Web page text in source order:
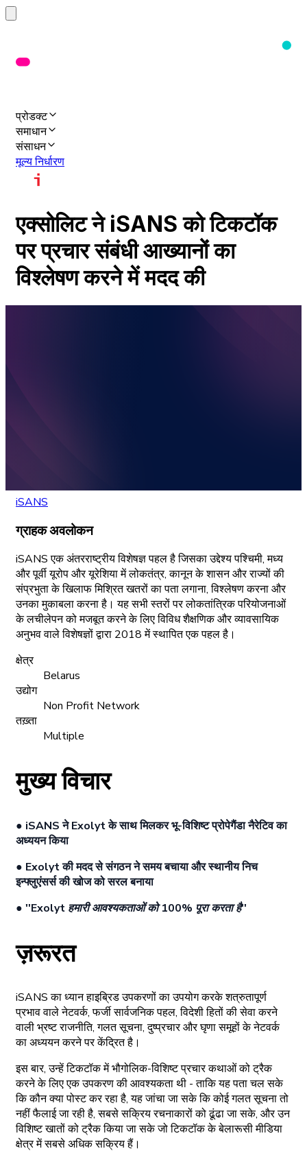
प्रोडक्ट
समाधान
संसाधन
मूल्य निर्धारण
एक्सोलिट ने iSANS को टिकटॉक
पर प्रचार संबंधी आख्यानों का
विश्लेषण करने में मदद की
iSANS
ग्राहक अवलोकन
iSANS एक अंतरराष्ट्रीय विशेषज्ञ पहल है जिसका उद्देश्य पश्चिमी, मध्य
और पूर्वी यूरोप और यूरेशिया में लोकतंत्र, कानून के शासन और राज्यों की
संप्रभुता के खिलाफ मिश्रित खतरों का पता लगाना, विश्लेषण करना और
उनका मुकाबला करना है। यह सभी स्तरों पर लोकतांत्रिक परियोजनाओं
के लचीलेपन को मजबूत करने के लिए विविध शैक्षणिक और व्यावसायिक
अनुभव वाले विशेषज्ञों द्वारा 2018 में स्थापित एक पहल है।
क्षेत्र
Belarus
उद्योग
Non Profit Network
तख़्ता
Multiple
मुख्य विचार
● iSANS ने Exolyt के साथ मिलकर भू-विशिष्ट प्रोपेगैंडा नैरेटिव का
अध्ययन किया
● Exolyt की मदद से संगठन ने समय बचाया और स्थानीय निच
इन्फ्लुएंसर्स की खोज को सरल बनाया
● ''Exolyt हमारी आवश्यकताओं को 100% पूरा करता है''
ज़रूरत
iSANS का ध्यान हाइब्रिड उपकरणों का उपयोग करके शत्रुतापूर्ण
प्रभाव वाले नेटवर्क, फर्जी सार्वजनिक पहल, विदेशी हितों की सेवा करने
वाली भ्रष्ट राजनीति, गलत सूचना, दुष्प्रचार और घृणा समूहों के नेटवर्क
का अध्ययन करने पर केंद्रित है।
इस बार, उन्हें टिकटॉक में भौगोलिक-विशिष्ट प्रचार कथाओं को ट्रैक
करने के लिए एक उपकरण की आवश्यकता थी - ताकि यह पता चल सके
कि कौन क्या पोस्ट कर रहा है, यह जांचा जा सके कि कोई गलत सूचना तो
नहीं फैलाई जा रही है, सबसे सक्रिय रचनाकारों को ढूंढा जा सके, और उन
विशिष्ट खातों को ट्रैक किया जा सके जो टिकटॉक के बेलारूसी मीडिया
क्षेत्र में सबसे अधिक सक्रिय हैं।